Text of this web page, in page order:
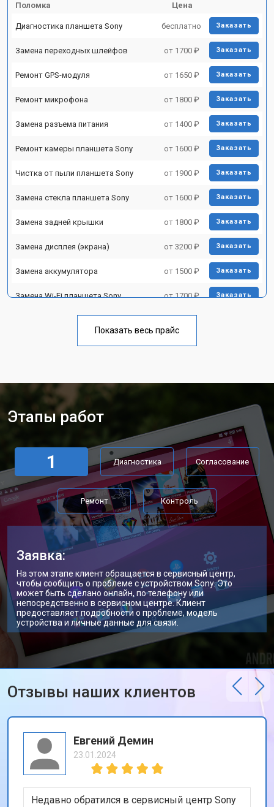
Поломка Цена
Диагностика планшета Sony бесплатно Заказать
Замена переходных шлейфов от 1700 ₽ Заказать
Ремонт GPS-модуля от 1650 ₽ Заказать
Ремонт микрофона от 1800 ₽ Заказать
Замена разъема питания от 1400 ₽ Заказать
Ремонт камеры планшета Sony от 1600 ₽ Заказать
Чистка от пыли планшета Sony от 1900 ₽ Заказать
Замена стекла планшета Sony от 1600 ₽ Заказать
Замена задней крышки от 1800 ₽ Заказать
Замена дисплея (экрана) от 3200 ₽ Заказать
Замена аккумулятора от 1500 ₽ Заказать
Замена Wi-Fi планшета Sony от 1700 ₽ Заказать
Замена кнопок планшета Sony от 1750 ₽
Показать весь прайс
Этапы работ
1 Диагностика Согласование
Ремонт Контроль
Заявка:
На этом этапе клиент обращается в сервисный центр,
чтобы сообщить о проблеме с устройством Sony. Это
может быть сделано онлайн, по телефону или
непосредственно в сервисном центре. Клиент
предоставляет подробности о проблеме, модель
устройства и личные данные для связи.
Отзывы наших клиентов
Евгений Демин
23.01.2024
Недавно обратился в сервисный центр Sony